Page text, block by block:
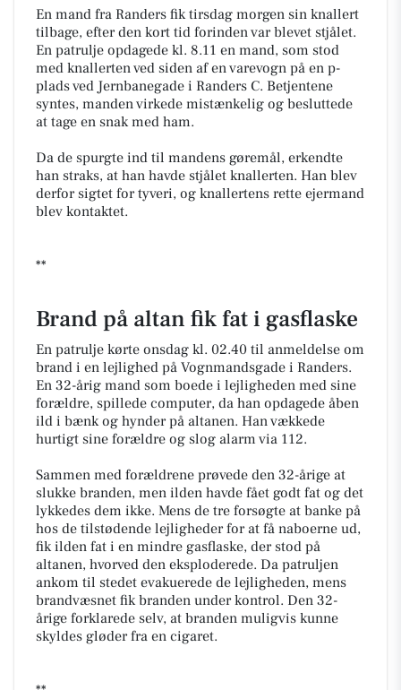
En mand fra Randers fik tirsdag morgen sin knallert
tilbage, efter den kort tid forinden var blevet stjålet.
En patrulje opdagede kl. 8.11 en mand, som stod
med knallerten ved siden af en varevogn på en p-
plads ved Jernbanegade i Randers C. Betjentene
syntes, manden virkede mistænkelig og besluttede
at tage en snak med ham.
Da de spurgte ind til mandens gøremål, erkendte
han straks, at han havde stjålet knallerten. Han blev
derfor sigtet for tyveri, og knallertens rette ejermand
blev kontaktet.
**
Brand på altan fik fat i gasflaske
En patrulje kørte onsdag kl. 02.40 til anmeldelse om
brand i en lejlighed på Vognmandsgade i Randers.
En 32-årig mand som boede i lejligheden med sine
forældre, spillede computer, da han opdagede åben
ild i bænk og hynder på altanen. Han vækkede
hurtigt sine forældre og slog alarm via 112.
Sammen med forældrene prøvede den 32-årige at
slukke branden, men ilden havde fået godt fat og det
lykkedes dem ikke. Mens de tre forsøgte at banke på
hos de tilstødende lejligheder for at få naboerne ud,
fik ilden fat i en mindre gasflaske, der stod på
altanen, hvorved den eksploderede. Da patruljen
ankom til stedet evakuerede de lejligheden, mens
brandvæsnet fik branden under kontrol. Den 32-
årige forklarede selv, at branden muligvis kunne
skyldes gløder fra en cigaret.